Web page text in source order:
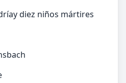
diez niños mártires